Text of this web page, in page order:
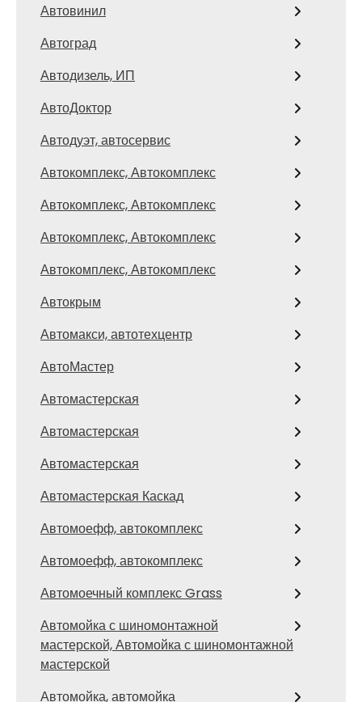
Автовинил
Автоград
Автодизель, ИП
АвтоДоктор
Автодуэт, автосервис
Автокомплекс, Автокомплекс
Автокомплекс, Автокомплекс
Автокомплекс, Автокомплекс
Автокомплекс, Автокомплекс
Автокрым
Автомакси, автотехцентр
АвтоМастер
Автомастерская
Автомастерская
Автомастерская
Автомастерская Каскад
Автомоефф, автокомплекс
Автомоефф, автокомплекс
Автомоечный комплекс Grass
Автомойка с шиномонтажной
мастерской, Автомойка с шиномонтажной
мастерской
Автомойка, автомойка